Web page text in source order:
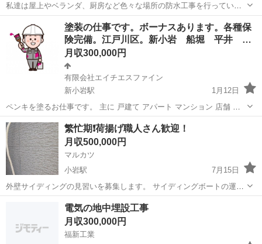
私達は屋上やベランダ、厨房など色々な場所の防水工事を行っている
会社です。 小さな会社ではありますが、なにより楽に楽しく親切丁寧
にを心がけて日々仕事をしています！ 経験者・未経験者、男女問わず
私達は一緒に働く仲間を探してお...
江戸川区 新小岩駅 その他 防水工事
塗装の仕事です。ボーナスあります。各種保
険完備。江戸川区。新小岩 船堀 平井 …
月収300,000円
有限会社エイチエスファイン
新小岩駅
1月12日
ペンキを塗るお仕事です。 主に 戸建て アパート マンション 店舗 な
どの外壁や鉄部の塗装、 内壁の塗装などを、 刷毛やローラーなどで
施工していきます。 勤務時間 固定時...
東京 江戸川区 新小岩駅 その他 鈴木
繁忙期❗️荷揚げ職人さん歓迎！
月収500,000円
マルカツ
小岩駅
7月15日
外壁サイディングの見習いを募集します。 サイディングボートの運び
から 張りまで、一から学んでもらいます。 日給、15000円～25000円
交通費支給 (日)(祝)休み、 現場直行、直帰、 週払い可能 ...
江戸川区 小岩駅 その他
電気の地中埋設工事
月収300,000円
福新工業